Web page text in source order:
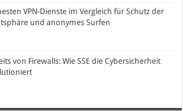
VPN-Dienste im Vergleich für Schutz der
und anonymes Surfen
von Firewalls: Wie SSE die Cybersicherheit